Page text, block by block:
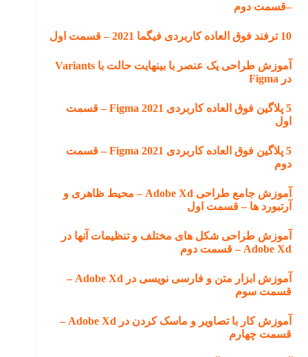
–قسمت دوم
10 ترفند فوق العاده کاربردی فیگما 2021 – قسمت اول
آموزش طراحی یک عنصر با بینهایت حالت با Variants
در Figma
5 پلاگین فوق العاده کاربردی Figma 2021 – قسمت
اول
5 پلاگین فوق العاده کاربردی Figma 2021 – قسمت
دوم
آموزش جامع طراحی Adobe Xd – محیط ظاهری و
آرتبورد ها – قسمت اول
آموزش طراحی شکل های مختلف و تنظیمات آنها در
Adobe Xd – قسمت دوم
آموزش ابزار متن و فارسی نویسی در Adobe Xd –
قسمت سوم
آموزش کار با تصاویر و ماسک کردن در Adobe Xd –
قسمت چهارم